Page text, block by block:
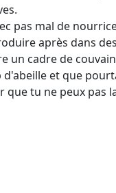
pas mal de
après dans
cadre de
et que
tu ne peux